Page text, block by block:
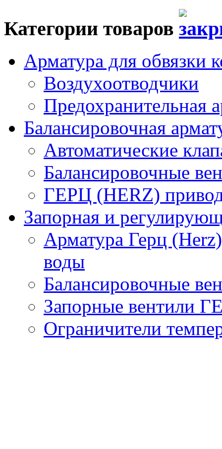
Категории товаров
Арматура для обвязки
Воздухоотводчики
Предохранительная
Балансировочная
Автоматические
Балансировочные
ГЕРЦ (HERZ)
Запорная и
Арматура Герц
воды
Балансировочные
Запорные вентили
Ограничители